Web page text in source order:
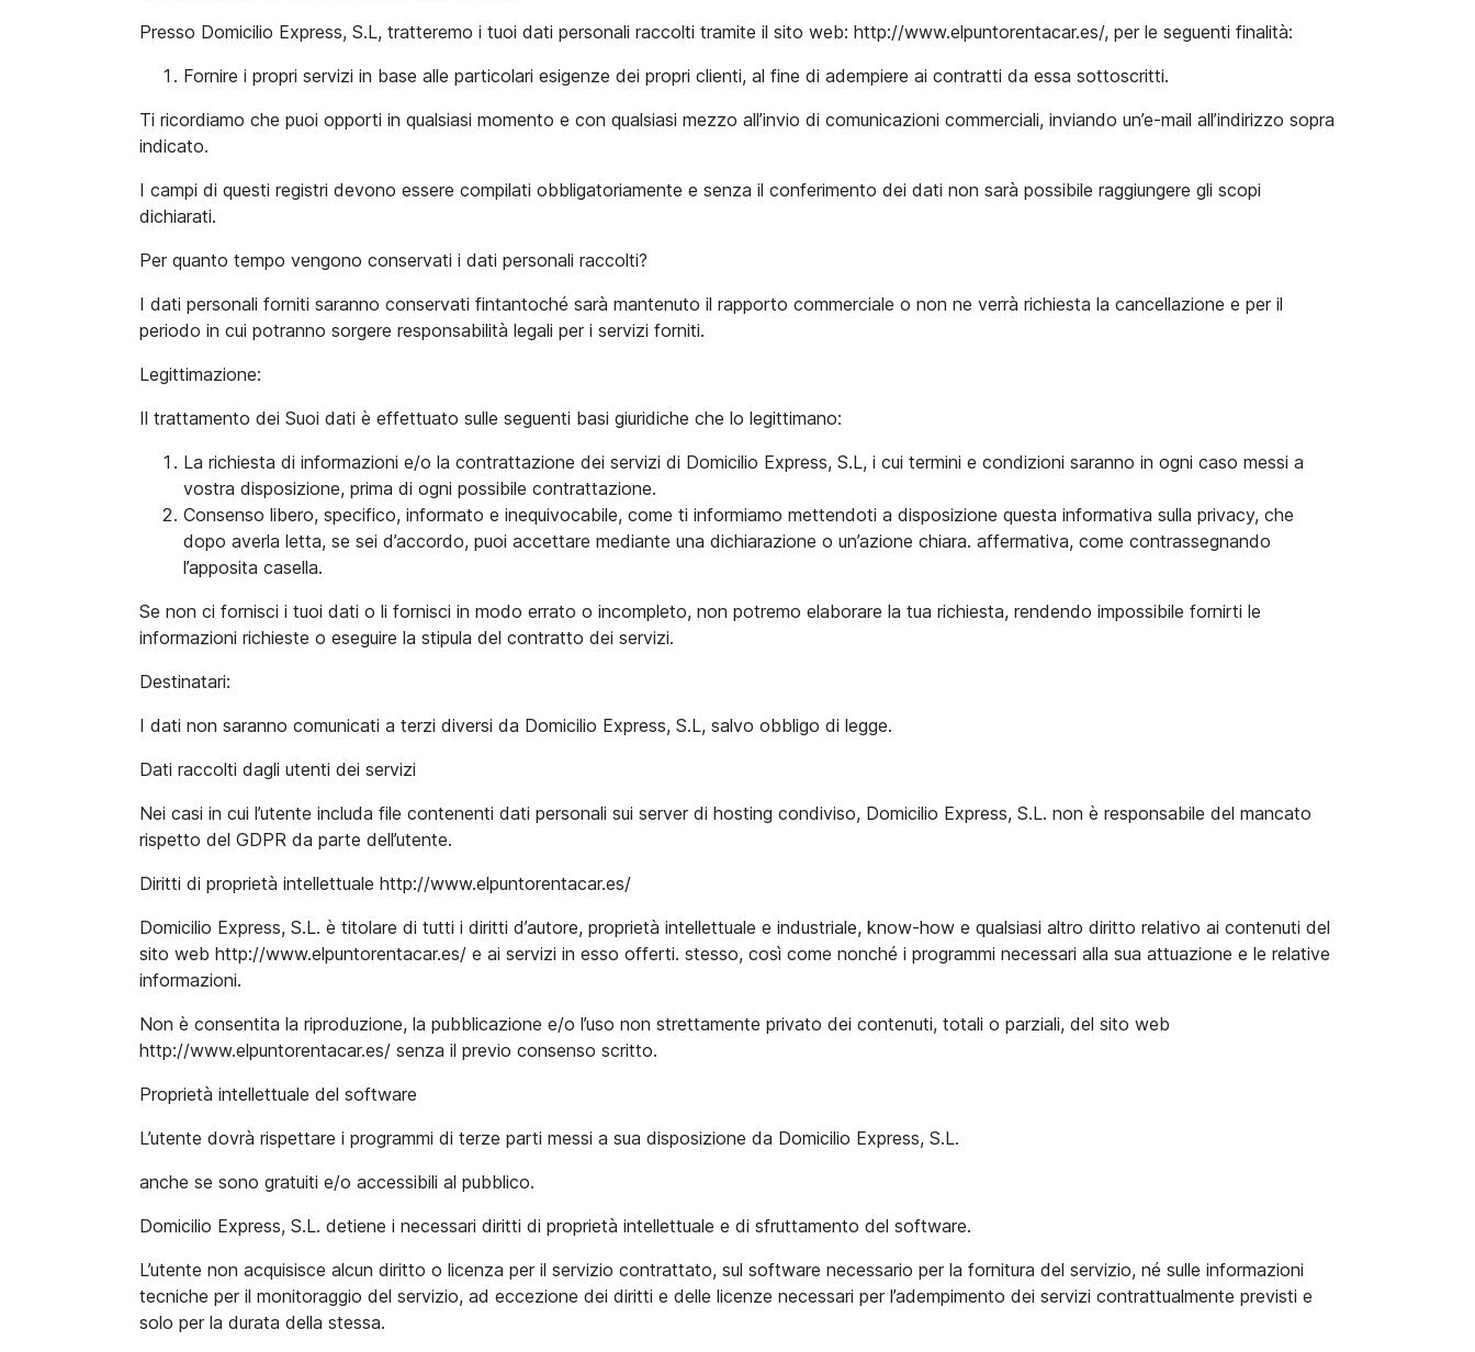
Presso Domicilio Express, S.L, tratteremo i tuoi dati personali raccolti tramite il sito web: http://www.elpuntorentacar.es/, per le seguenti finalità:
Fornire i propri servizi in base alle particolari esigenze dei propri clienti, al fine di adempiere ai contratti da essa sottoscritti.
Ti ricordiamo che puoi opporti in qualsiasi momento e con qualsiasi mezzo all’invio di comunicazioni commerciali, inviando un’e-mail all’indirizzo sopra
indicato.
I campi di questi registri devono essere compilati obbligatoriamente e senza il conferimento dei dati non sarà possibile raggiungere gli scopi
dichiarati.
Per quanto tempo vengono conservati i dati personali raccolti?
I dati personali forniti saranno conservati fintantoché sarà mantenuto il rapporto commerciale o non ne verrà richiesta la cancellazione e per il
periodo in cui potranno sorgere responsabilità legali per i servizi forniti.
Legittimazione:
Il trattamento dei Suoi dati è effettuato sulle seguenti basi giuridiche che lo legittimano:
La richiesta di informazioni e/o la contrattazione dei servizi di Domicilio Express, S.L, i cui termini e condizioni saranno in ogni caso messi a
vostra disposizione, prima di ogni possibile contrattazione.
Consenso libero, specifico, informato e inequivocabile, come ti informiamo mettendoti a disposizione questa informativa sulla privacy, che
dopo averla letta, se sei d’accordo, puoi accettare mediante una dichiarazione o un’azione chiara. affermativa, come contrassegnando
l’apposita casella.
Se non ci fornisci i tuoi dati o li fornisci in modo errato o incompleto, non potremo elaborare la tua richiesta, rendendo impossibile fornirti le
informazioni richieste o eseguire la stipula del contratto dei servizi.
Destinatari:
I dati non saranno comunicati a terzi diversi da Domicilio Express, S.L, salvo obbligo di legge.
Dati raccolti dagli utenti dei servizi
Nei casi in cui l’utente includa file contenenti dati personali sui server di hosting condiviso, Domicilio Express, S.L. non è responsabile del mancato
rispetto del GDPR da parte dell’utente.
Diritti di proprietà intellettuale http://www.elpuntorentacar.es/
Domicilio Express, S.L. è titolare di tutti i diritti d’autore, proprietà intellettuale e industriale, know-how e qualsiasi altro diritto relativo ai contenuti del
sito web http://www.elpuntorentacar.es/ e ai servizi in esso offerti. stesso, così come nonché i programmi necessari alla sua attuazione e le relative
informazioni.
Non è consentita la riproduzione, la pubblicazione e/o l’uso non strettamente privato dei contenuti, totali o parziali, del sito web
http://www.elpuntorentacar.es/ senza il previo consenso scritto.
Proprietà intellettuale del software
L’utente dovrà rispettare i programmi di terze parti messi a sua disposizione da Domicilio Express, S.L.
anche se sono gratuiti e/o accessibili al pubblico.
Domicilio Express, S.L. detiene i necessari diritti di proprietà intellettuale e di sfruttamento del software.
L’utente non acquisisce alcun diritto o licenza per il servizio contrattato, sul software necessario per la fornitura del servizio, né sulle informazioni
tecniche per il monitoraggio del servizio, ad eccezione dei diritti e delle licenze necessari per l’adempimento dei servizi contrattualmente previsti e
solo per la durata della stessa.